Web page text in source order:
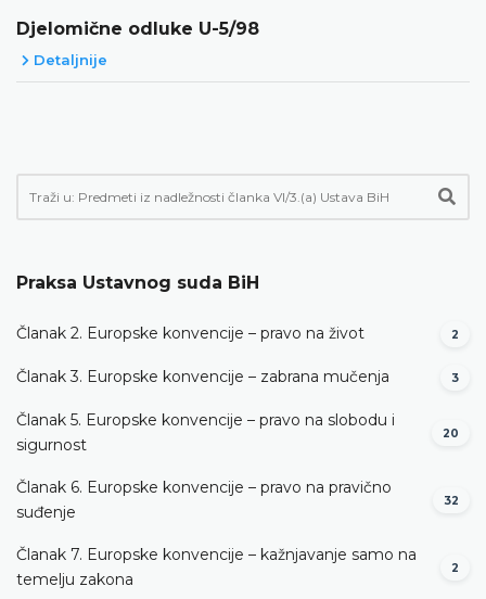
Djelomične odluke U-5/98
Detaljnije
Praksa Ustavnog suda BiH
Članak 2. Europske konvencije – pravo na život 2
Članak 3. Europske konvencije – zabrana mučenja 3
Članak 5. Europske konvencije – pravo na slobodu i
sigurnost
20
Članak 6. Europske konvencije – pravo na pravično
suđenje
32
Članak 7. Europske konvencije – kažnjavanje samo na
temelju zakona
2